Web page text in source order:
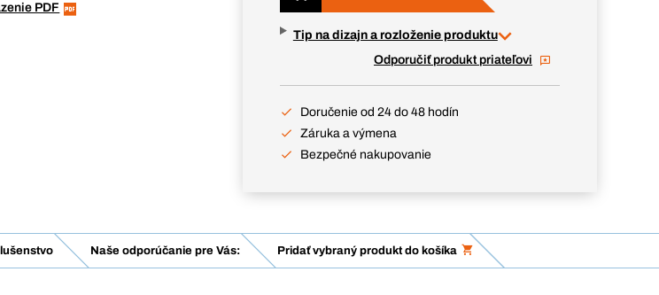
PDF
Tip na dizajn a rozloženie produktu
Odporučiť produkt priateľovi
Doručenie od 24 do 48 hodín
Záruka a výmena
Bezpečné nakupovanie
Naše odporúčanie pre Vás: Pridať vybraný produkt do košíka